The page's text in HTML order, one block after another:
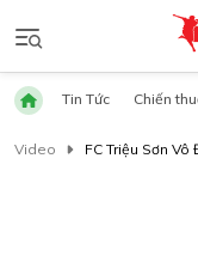
Tin Tức Chiến
Video FC Triệu Sơn Vô